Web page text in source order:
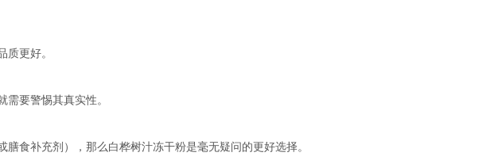
质更好。
要警惕其真实性。
食补充剂），那么白桦树汁冻干粉是毫无疑问的更好选择。